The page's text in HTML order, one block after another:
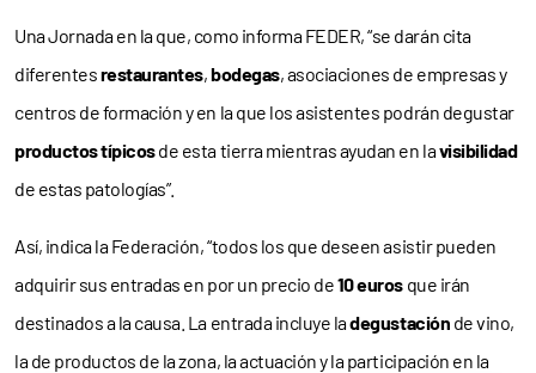
Una Jornada en la que, como informa FEDER, “se darán cita
diferentesrestaurantes,bodegas, asociaciones de empresas y
centros de formación y en la que los asistentes podrán degustar
productos típicosde esta tierra mientras ayudan en lavisibilidad
de estas patologías”.
Así, indica la Federación, “todos los que deseen asistir pueden
adquirir sus entradas en por un precio de10 euros que irán
destinados a la causa. La entrada incluye ladegustación de vino,
la de productos de la zona, la actuación y la participación en la